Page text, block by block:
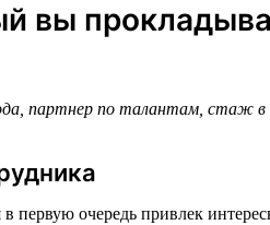
вы
партнер по талантам, стаж в
первую очередь привлек